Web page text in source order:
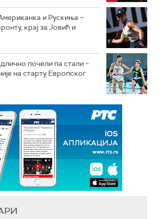
и Рускиња –
крај за Јовић и
почели па стали –
на старту Европског